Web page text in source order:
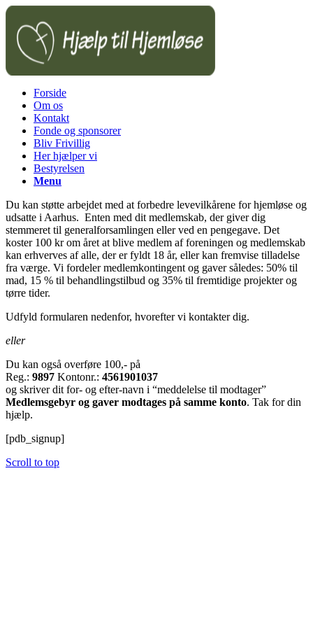
Forside
Om os
Kontakt
Fonde og sponsorer
Bliv Frivillig
Her hjælper vi
Bestyrelsen
Menu
Du kan støtte arbejdet med at forbedre levevilkårene for hjemløse og
udsatte i Aarhus. Enten med dit medlemskab, der giver dig
stemmeret til generalforsamlingen eller ved en pengegave. Det
koster 100 kr om året at blive medlem af foreningen og medlemskab
kan erhverves af alle, der er fyldt 18 år, eller kan fremvise tilladelse
fra værge. Vi fordeler medlemkontingent og gaver således: 50% til
mad, 15 % til behandlingstilbud og 35% til fremtidige projekter og
tørre tider.
Udfyld formularen nedenfor, hvorefter vi kontakter dig.
eller
Du kan også overføre 100,- på
Reg.: 9897 Kontonr.: 4561901037
og skriver dit for- og efter-navn i “meddelelse til modtager”
Medlemsgebyr og gaver modtages på samme konto. Tak for din
hjælp.
[pdb_signup]
Scroll to top